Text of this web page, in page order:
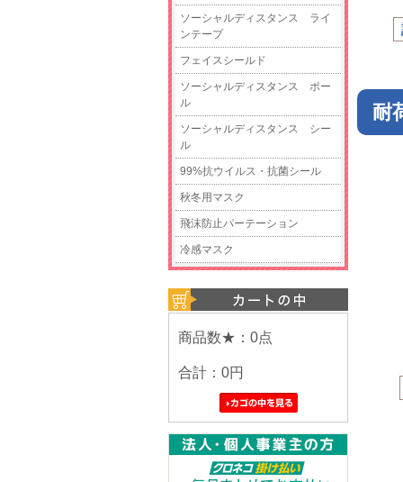
ソーシャルディスタンス ライ
ンテープ
フェイスシールド
ソーシャルディスタンス ポー
ル
ソーシャルディスタンス シー
ル
99%抗ウイルス・抗菌シール
秋冬用マスク
飛沫防止パーテーション
冷感マスク
商品数★：0点
合計： 0円
耐